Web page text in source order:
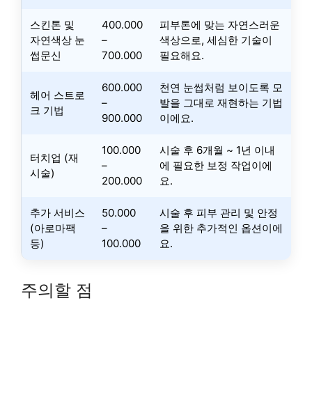
스킨톤 및
자연색상 눈
썹문신
400.000
–
700.000
피부톤에 맞는 자연스러운
색상으로, 세심한 기술이
필요해요.
헤어 스트로
크 기법
600.000
–
900.000
천연 눈썹처럼 보이도록 모
발을 그대로 재현하는 기법
이에요.
터치업 (재
시술)
100.000
–
200.000
시술 후 6개월 ~ 1년 이내
에 필요한 보정 작업이에
요.
추가 서비스
(아로마팩
등)
50.000
–
100.000
시술 후 피부 관리 및 안정
을 위한 추가적인 옵션이에
요.
주의할 점